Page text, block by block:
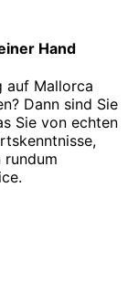
Hand
auf Mallorca
Dann sind Sie
Sie von echten
rundum